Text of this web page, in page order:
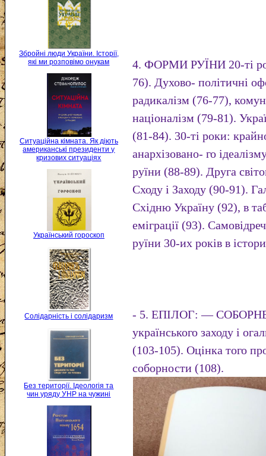
Збройні люди України. Історії,
які ми розповімо онукам
Ситуаційна кімната. Як діють
американські президенти у
кризових ситуаціях
Український гороскоп
Солідарність і солідаризм
Без території. Ідеологія та
чин уряду УНР на чужині
4. ФОРМИ РУЇНИ 20-ті
76). Духово- політичні
радикалізм (76-77),
націоналізм (79-81).
(81-84). 30-ті роки:
анархізовано- го
руїни (88-89). Друга
Сходу і Заходу (90-91).
Східню Україну (92), в
еміграції (93).
руїни 30-их років в
- 5. ЕПІЛОГ: — СОБОРНЕ
українського заходу і
(103-105). Оцінка того
соборности (108).